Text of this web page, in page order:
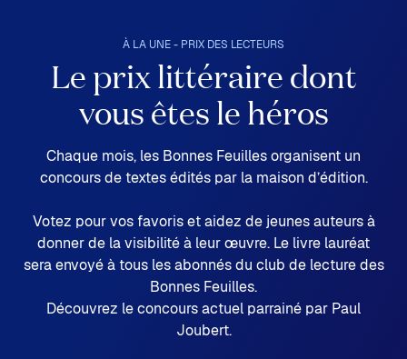
À LA UNE - PRIX DES LECTEURS
Le prix littéraire dont
vous êtes le héros
Chaque mois, les Bonnes Feuilles organisent un
concours de textes édités par la maison d’édition.
Votez pour vos favoris et aidez de jeunes auteurs à
donner de la visibilité à leur œuvre. Le livre lauréat
sera envoyé à tous les abonnés du club de lecture des
Bonnes Feuilles.
Découvrez le concours actuel parrainé par Paul
Joubert.